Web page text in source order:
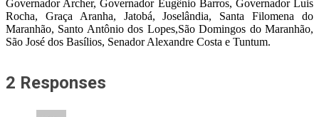
Governador Archer, Governador Eugênio Barros, Governador Luis
Rocha, Graça Aranha, Jatobá, Joselândia, Santa Filomena do
Maranhão, Santo Antônio dos Lopes,São Domingos do Maranhão,
São José dos Basílios, Senador Alexandre Costa e Tuntum.
2 Responses